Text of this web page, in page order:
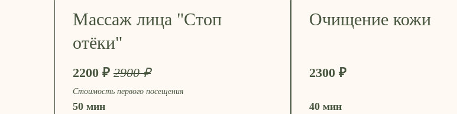
Массаж лица "Стоп
отёки"
2200 ₽ 2900 ₽
Стоимость первого посещения
50 мин
Очищение кожи
2300 ₽
40 мин